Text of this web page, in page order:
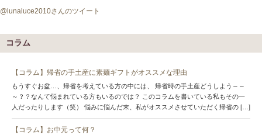
@lunaluce2010さんのツイート
コラム
【コラム】帰省の手土産に素麺ギフトがオススメな理由
もうすぐお盆…、帰省を考えている方の中には、 帰省時の手土産どうしよう～～
～？？なんて悩まれている方もいるのでは？ このコラムを書いている私もその一
人だったりします（笑） 悩みに悩んだ末、私がオススメさせていただく帰省の […]
【コラム】お中元って何？